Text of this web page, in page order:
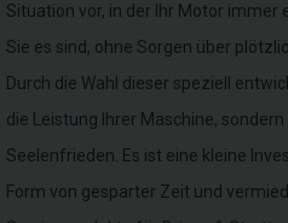
Situation vor, in der Ihr Motor
Sie es sind, ohne Sorgen über
Durch die Wahl dieser speziell
die Leistung Ihrer Maschine,
Seelenfrieden. Es ist eine kleine
Form von gesparter Zeit und